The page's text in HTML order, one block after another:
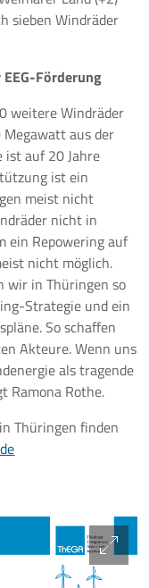
sieben Windräder
Förderung
weitere Windräder
aus der
ist auf 20 Jahre
ist ein
meist nicht
nicht in
ein Repowering auf
nicht möglich.
wir in Thüringen so
Strategie und ein
So schaffen
Akteure. Wenn uns
als tragende
Ramona Rothe.
Thüringen finden